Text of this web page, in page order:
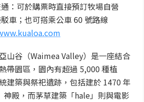
：可於購票時直接預訂牧場自營
車；也可搭乘公車 60 號路線
山谷（Waimea Valley）是一座結合
帶園區，園內有超過 5,000 種植
建築與祭祀遺跡，包括建於 1470 年
殿，而茅草建築「hale」則與電影